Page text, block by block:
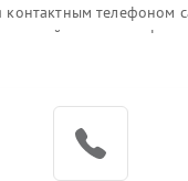
контактным телефоном
свой номер телефона